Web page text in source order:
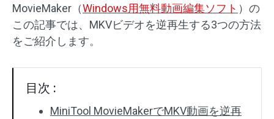
動画エフェクト
動画色調整
バッチ処理
MovieMaker（Windows用無料動画編集ソフト ）の
この記事では、MKVビデオを逆再生する3つの方法
をご紹介します。
目次 :
MiniTool MovieMakerでMKV動画を逆再